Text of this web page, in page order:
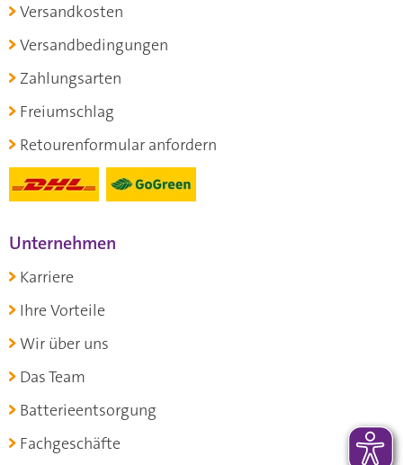
Versandkosten
Versandbedingungen
Zahlungsarten
Freiumschlag
Retourenformular anfordern
Unternehmen
Karriere
Ihre Vorteile
Wir über uns
Das Team
Batterieentsorgung
Fachgeschäfte